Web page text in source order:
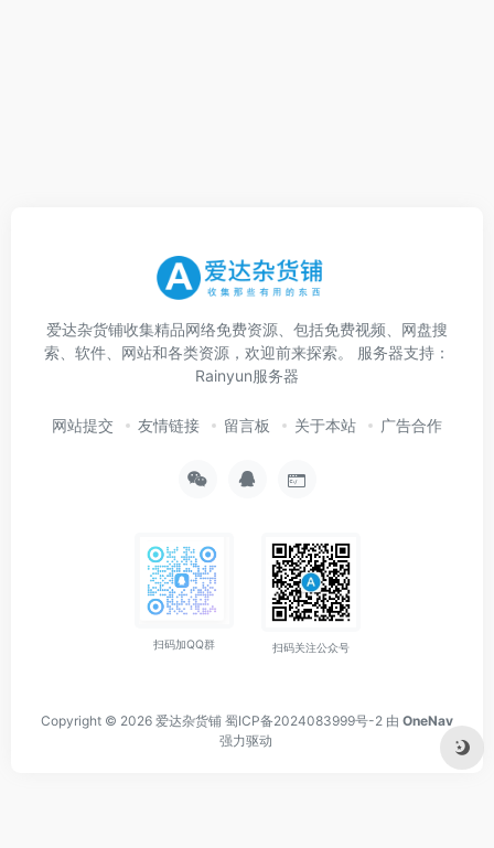
爱达杂货铺收集精品网络免费资源、包括免费视频、网盘搜
索、软件、网站和各类资源，欢迎前来探索。 服务器支持：
Rainyun服务器
网站提交 友情链接 留言板 关于本站 广告合作
扫码加QQ群 扫码关注公众号
Copyright © 2026 爱达杂货铺 蜀ICP备2024083999号-2 由 OneNav
强力驱动